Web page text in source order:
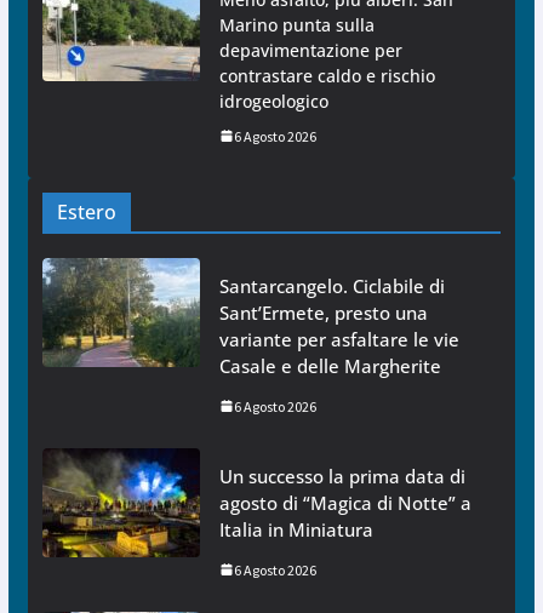
Marino punta sulla
depavimentazione per
contrastare caldo e rischio
idrogeologico
6 Agosto 2026
Estero
Santarcangelo. Ciclabile di
Sant’Ermete, presto una
variante per asfaltare le vie
Casale e delle Margherite
6 Agosto 2026
Un successo la prima data di
agosto di “Magica di Notte” a
Italia in Miniatura
6 Agosto 2026